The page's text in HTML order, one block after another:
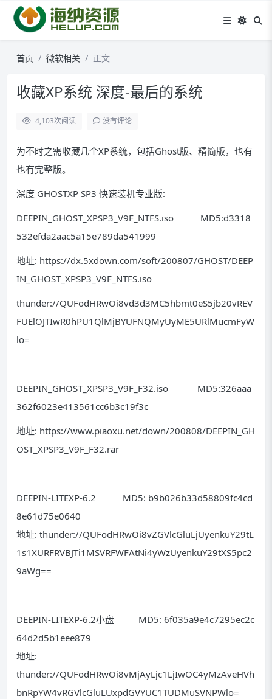
首页 微软相关 正文
收藏XP系统 深度-最后的系统
4,103次阅读 没有评论
为不时之需收藏几个XP系统，包括Ghost版、精简版，也有
也有完整版。
深度 GHOSTXP SP3 快速装机专业版:
DEEPIN_GHOST_XPSP3_V9F_NTFS.iso MD5:d3318
532efda2aac5a15e789da541999
地址: https://dx.5xdown.com/soft/200807/GHOST/DEEP
IN_GHOST_XPSP3_V9F_NTFS.iso
thunder://QUFodHRwOi8vd3d3MC5hbmt0eS5jb20vREV
FUElOJTIwR0hPU1QlMjBYUFNQMyUyME5URlMucmFyW
lo=
DEEPIN_GHOST_XPSP3_V9F_F32.iso MD5:326aaa
362f6023e413561cc6b3c19f3c
地址: https://www.piaoxu.net/down/200808/DEEPIN_GH
OST_XPSP3_V9F_F32.rar
DEEPIN-LITEXP-6.2 MD5: b9b026b33d58809fc4cd
8e61d75e0640
地址: thunder://QUFodHRwOi8vZGVlcGluLjUyenkuY29tL
1s1XURFRVBJTi1MSVRFWFAtNi4yWzUyenkuY29tXS5pc2
9aWg==
DEEPIN-LITEXP-6.2小盘 MD5: 6f035a9e4c7295ec2c
64d2d5b1eee879
地址:
thunder://QUFodHRwOi8vMjAyLjc1LjIwOC4yMzAveHVh
bnRpYW4vRGVlcGluLUxpdGVYUC1TUDMuSVNPWlo=